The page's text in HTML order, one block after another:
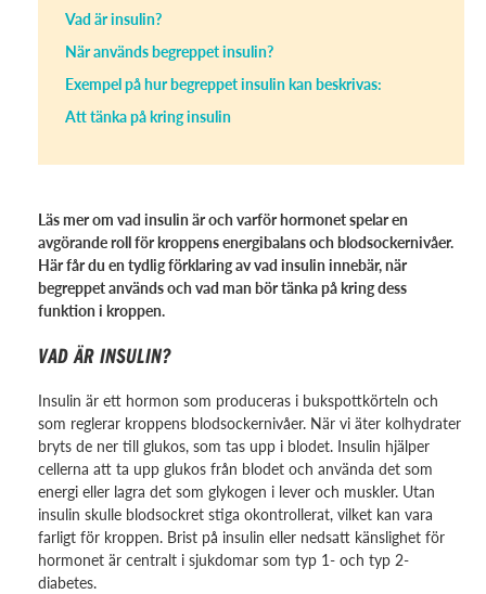
Vad är insulin?
När används begreppet insulin?
Exempel på hur begreppet insulin kan beskrivas:
Att tänka på kring insulin
Läs mer om vad insulin är och varför hormonet spelar en
avgörande roll för kroppens energibalans och blodsockernivåer.
Här får du en tydlig förklaring av vad insulin innebär, när
begreppet används och vad man bör tänka på kring dess
funktion i kroppen.
VAD ÄR INSULIN?
Insulin är ett hormon som produceras i bukspottkörteln och
som reglerar kroppens blodsockernivåer. När vi äter kolhydrater
bryts de ner till glukos, som tas upp i blodet. Insulin hjälper
cellerna att ta upp glukos från blodet och använda det som
energi eller lagra det som glykogen i lever och muskler. Utan
insulin skulle blodsockret stiga okontrollerat, vilket kan vara
farligt för kroppen. Brist på insulin eller nedsatt känslighet för
hormonet är centralt i sjukdomar som typ 1- och typ 2-
diabetes.